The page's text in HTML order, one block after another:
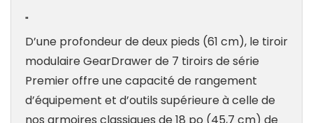
"
D’une profondeur de deux pieds (61 cm), le tiroir
modulaire GearDrawer de 7 tiroirs de série
Premier offre une capacité de rangement
d’équipement et d’outils supérieure à celle de